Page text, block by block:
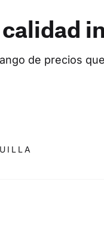
de precios